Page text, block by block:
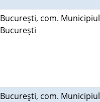
Bucureşti, com. Municipiul
Bucureşti
Bucureşti, com. Municipiul